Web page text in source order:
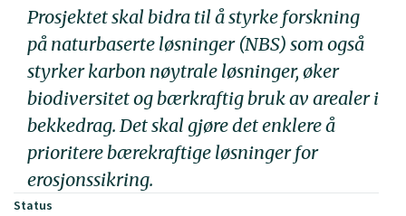
Prosjektet skal bidra til å styrke forskning
på naturbaserte løsninger (NBS) som også
styrker karbon nøytrale løsninger, øker
biodiversitet og bærkraftig bruk av arealer i
bekkedrag. Det skal gjøre det enklere å
prioritere bærekraftige løsninger for
erosjonssikring.
Status